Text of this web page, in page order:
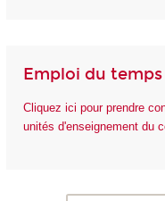
Emploi du temps
Cliquez ici pour prendre
unités d'enseignement du